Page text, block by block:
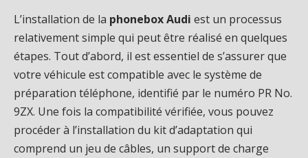
L’installation de la phonebox Audi est un processus
relativement simple qui peut être réalisé en quelques
étapes. Tout d’abord, il est essentiel de s’assurer que
votre véhicule est compatible avec le système de
préparation téléphone, identifié par le numéro PR No.
9ZX. Une fois la compatibilité vérifiée, vous pouvez
procéder à l’installation du kit d’adaptation qui
comprend un jeu de câbles, un support de charge